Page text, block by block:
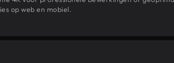
op web en mobiel.